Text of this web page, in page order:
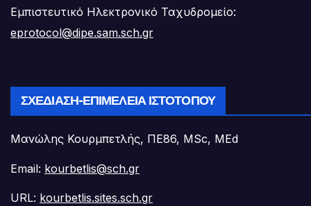
Εμπιστευτικό Ηλεκτρονικό Ταχυδρομείο:
eprotocol@dipe.sam.sch.gr
ΣΧΕΔΊΑΣΗ-ΕΠΙΜΈΛΕΙΑ ΙΣΤΟΤΌΠΟΥ
Μανώλης Κουρμπετλής, ΠΕ86, MSc, MEd
Email: kourbetlis@sch.gr
URL: kourbetlis.sites.sch.gr